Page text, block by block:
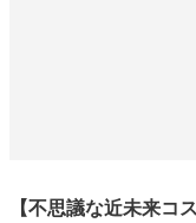
【不思議な近未来コ